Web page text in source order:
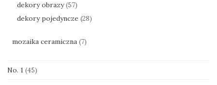
dekory obrazy (57)
dekory pojedyncze (28)
mozaika ceramiczna (7)
No. 1 (45)